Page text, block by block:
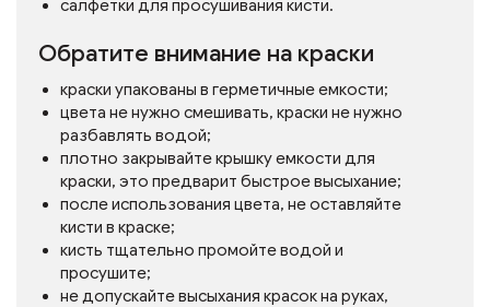
салфетки для просушивания кисти.
Обратите внимание на краски
краски упакованы в герметичные емкости;
цвета не нужно смешивать, краски не нужно
разбавлять водой;
плотно закрывайте крышку емкости для
краски, это предварит быстрое высыхание;
после использования цвета, не оставляйте
кисти в краске;
кисть тщательно промойте водой и
просушите;
не допускайте высыхания красок на руках,